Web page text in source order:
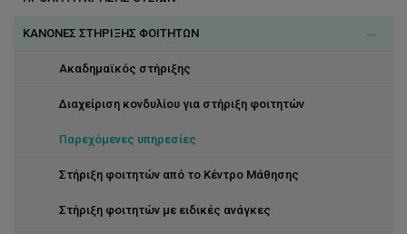
Εξάρτηση αλκοόλ
Κατάθλιψη
Σχέσεις
Διαχείριση χρόνου
Ικανότητες μελέτης
Κέρδισε τις εξετάσεις
Μείωσε το άγχος
Οργάνωση μελέτης
Συγκέντρωση
ΚΑΝΟΝΕΣ ΣΤΗΡΙΞΗΣ ΦΟΙΤΗΤΩΝ
Ακαδημαϊκός στήριξης
Διαχείριση κονδυλίου για στήριξη φοιτητών
Παρεχόμενες υπηρεσίες
Στήριξη φοιτητών από το Κέντρο Μάθησης
Στήριξη φοιτητών με ειδικές ανάγκες